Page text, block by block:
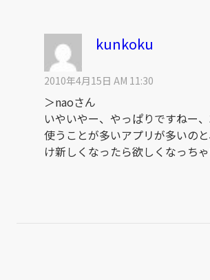
kunkoku
2010年4月15日 AM 11:30
＞naoさん
いやいやー、やっぱりですねー
使うことが多いアプリが多いの
け新しくなったら欲しくなっち